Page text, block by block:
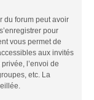
du forum peut avoir
pour
vous permet de
aux invités
l’envoi de
etc. La